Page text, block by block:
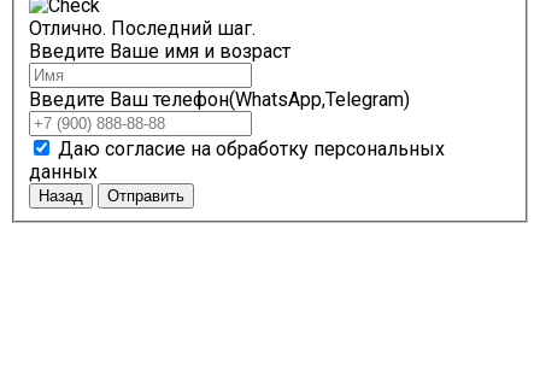
Отлично. Последний шаг.
Введите Ваше имя и возраст
Введите Ваш телефон(WhatsApp,Telegram)
Даю согласие на обработку персональных
данных
Назад Отправить